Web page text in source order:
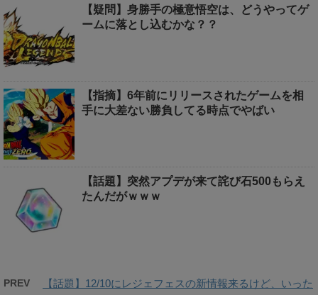
【疑問】身勝手の極意悟空は、どうやってゲ
ームに落とし込むかな？？
【指摘】6年前にリリースされたゲームを相
手に大差ない勝負してる時点でやばい
【話題】突然アプデが来て詫び石500もらえ
たんだがｗｗｗ
PREV
【話題】12/10にレジェフェスの新情報来るけど、いった